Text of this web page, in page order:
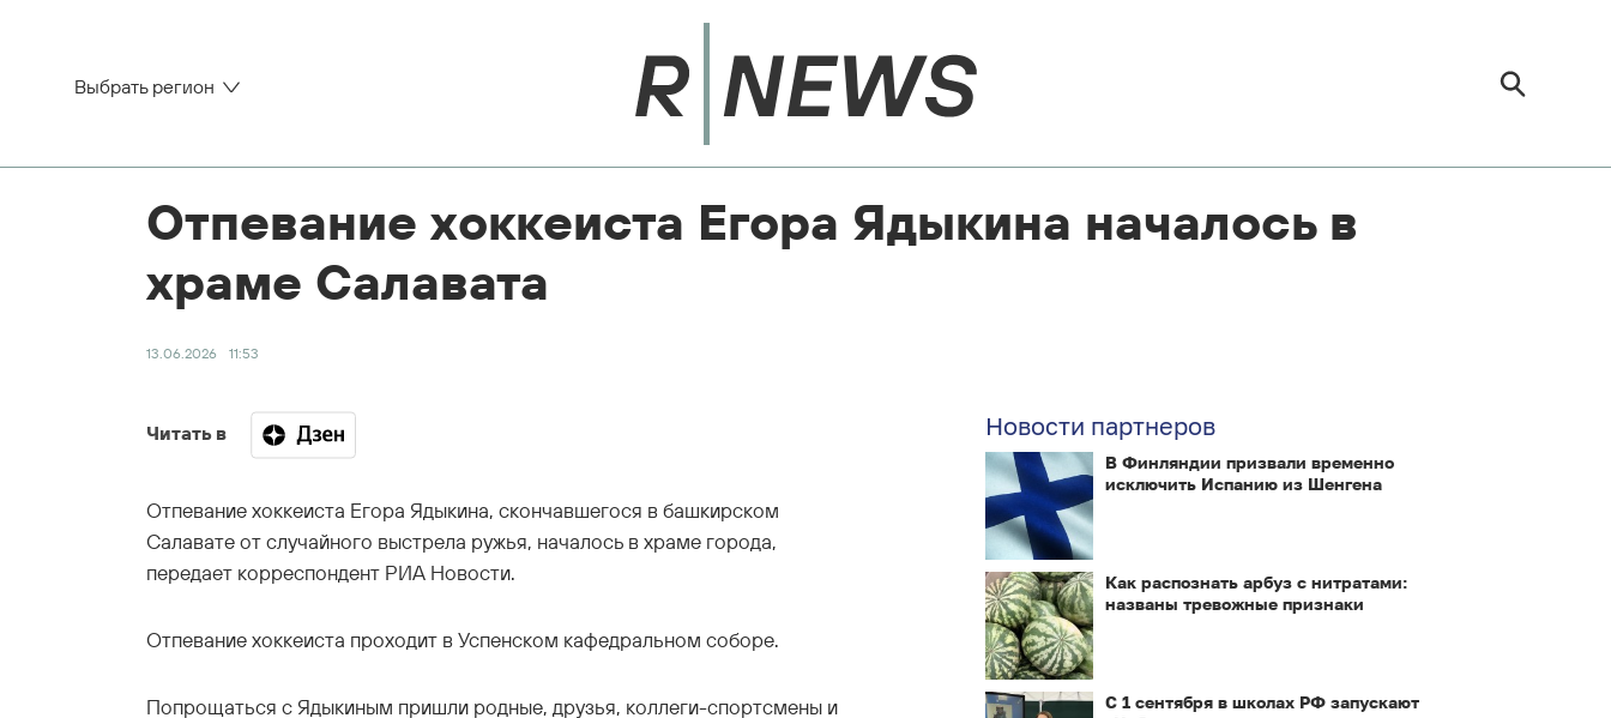
Выбрать регион
Отпевание хоккеиста Егора Ядыкина началось в
храме Салавата
13.06.2026 11:53
Читать в
Отпевание хоккеиста Егора Ядыкина, скончавшегося в башкирском
Салавате от случайного выстрела ружья, началось в храме города,
передает корреспондент РИА Новости.
Отпевание хоккеиста проходит в Успенском кафедральном соборе.
Попрощаться с Ядыкиным пришли родные, друзья, коллеги-спортсмены и
Новости партнеров
В Финляндии призвали временно
исключить Испанию из Шенгена
Как распознать арбуз с нитратами:
названы тревожные признаки
С 1 сентября в школах РФ запускают